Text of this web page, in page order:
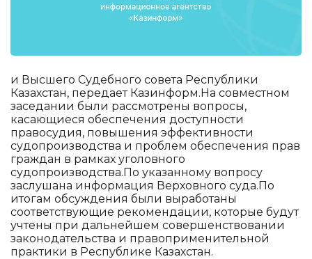
и Высшего Судебного совета Республики
Казахстан, передает Казинформ.На совместном
заседании были рассмотрены вопросы,
касающиеся обеспечения доступности
правосудия, повышения эффективности
судопроизводства и проблем обеспечения прав
граждан в рамках уголовного
судопроизводства.По указанному вопросу
заслушана информация Верховного суда.По
итогам обсуждения были выработаны
соответствующие рекомендации, которые будут
учтены при дальнейшем совершенствовании
законодательства и правоприменительной
практики в Республике Казахстан.